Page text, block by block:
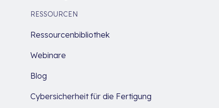
RESSOURCEN
Ressourcenbibliothek
Webinare
Blog
Cybersicherheit für die Fertigung